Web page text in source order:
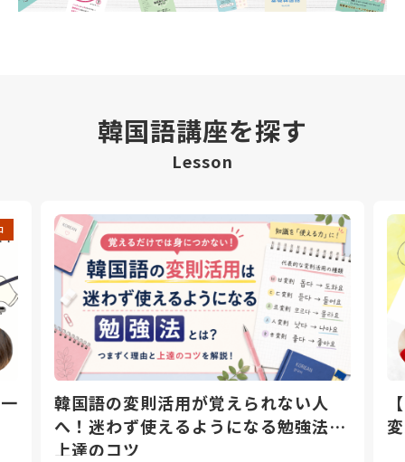
韓国語講座を探す
Lesson
韓国語の変則活用が覚えられない人
へ！迷わず使えるようになる勉強法と
上達のコツ